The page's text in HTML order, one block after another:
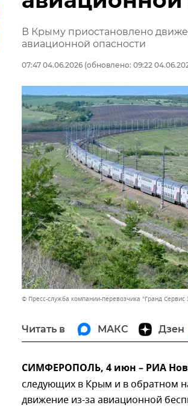
В Крыму приостановлено
авиационной опасности
07:47 04.06.2026 (обновлено: 09:22
© Пресс-служба компании-перевозчика "Гранд Сервис
Читать в МАКС Дзен
СИМФЕРОПОЛЬ, 4 июн – РИА
следующих в Крым и в обратном
движение из-за авиационной